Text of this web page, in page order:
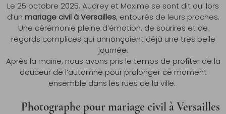
Le 25 octobre 2025, Audrey et Maxime se sont dit oui lors
d’un mariage civil à Versailles, entourés de leurs proches.
Une cérémonie pleine d’émotion, de sourires et de
regards complices qui annonçaient déjà une très belle
journée.
Après la mairie, nous avons pris le temps de profiter de la
douceur de l’automne pour prolonger ce moment
ensemble dans les rues de la ville.
Photographe pour mariage civil à Versailles